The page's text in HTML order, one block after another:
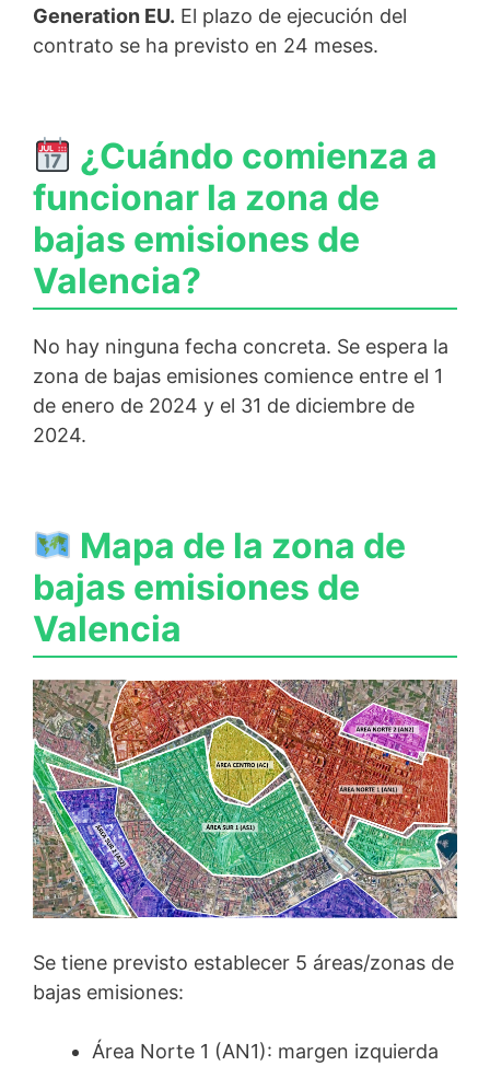
Generation EU. El plazo de ejecución del
contrato se ha previsto en 24 meses.
¿Cuándo comienza a
funcionar la zona de
bajas emisiones de
Valencia?
No hay ninguna fecha concreta. Se espera la
zona de bajas emisiones comience entre el 1
de enero de 2024 y el 31 de diciembre de
2024.
Mapa de la zona de
bajas emisiones de
Valencia
Se tiene previsto establecer 5 áreas/zonas de
bajas emisiones:
Área Norte 1 (AN1): margen izquierda